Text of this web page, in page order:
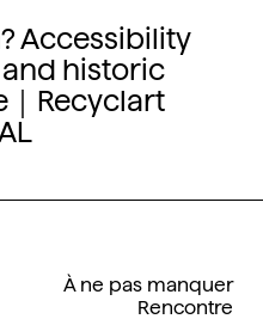
Accessibility
historic
Recyclart
À ne pas manquer
Rencontre